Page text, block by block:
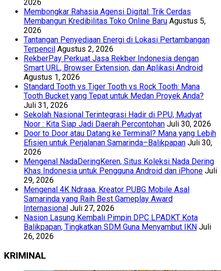
2026
Membongkar Rahasia Agensi Digital: Trik Cerdas
Membangun Kredibilitas Toko Online Baru Agustus 5,
2026
Tantangan Penyediaan Energi di Lokasi Pertambangan
Terpencil Agustus 2, 2026
RekberPay Perkuat Jasa Rekber Indonesia dengan
Smart URL, Browser Extension, dan Aplikasi Android
Agustus 1, 2026
Standard Tooth vs Tiger Tooth vs Rock Tooth: Mana
Tooth Bucket yang Tepat untuk Medan Proyek Anda?
Juli 31, 2026
Sekolah Nasional Terintegrasi Hadir di PPU, Mudyat
Noor : Kita Siap Jadi Daerah Percontohan Juli 30, 2026
Door to Door atau Datang ke Terminal? Mana yang Lebih
Efisien untuk Perjalanan Samarinda–Balikpapan Juli 30,
2026
Mengenal NadaDeringKeren, Situs Koleksi Nada Dering
Khas Indonesia untuk Pengguna Android dan iPhone Juli
29, 2026
Mengenal 4K Ndraaa, Kreator PUBG Mobile Asal
Samarinda yang Raih Best Gameplay Award
Internasional Juli 27, 2026
Nasion Lasung Kembali Pimpin DPC LPADKT Kota
Balikpapan, Tingkatkan SDM Guna Menyambut IKN Juli
26, 2026
KRIMINAL